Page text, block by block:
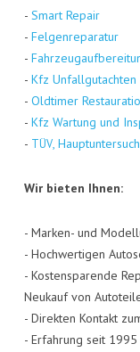
- Smart Repair
- Fel­gen­re­pa­ra­tur
-
- Kfz Unfall­gut­ach­ten
- Old­ti­mer
- Kfz War­tung und
- TÜV,
Wir bie­ten Ihnen:
- Mar­ken- und
- Hoch­wer­ti­gen
- Kos­ten­spa­ren­de
Neu­kauf von
- Direk­ten Kon­takt
- Erfah­rung seit